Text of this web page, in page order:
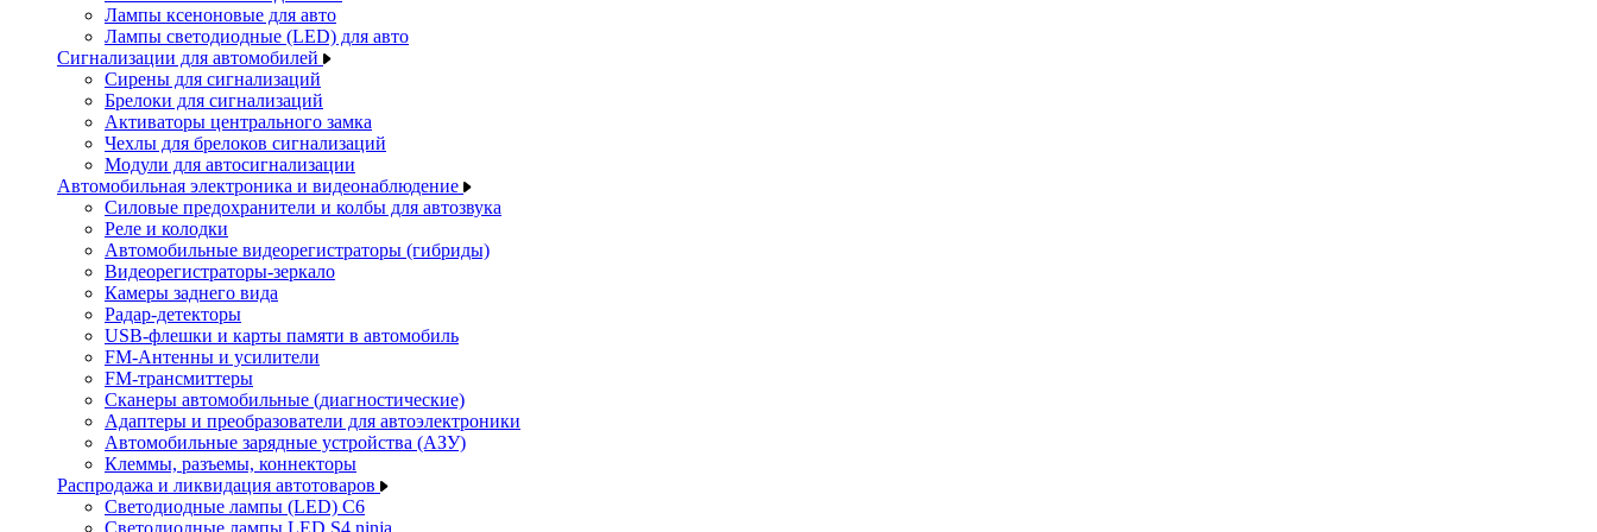
Лампы ксеноновые для авто
Лампы светодиодные (LED) для авто
Сигнализации для автомобилей
Сирены для сигнализаций
Брелоки для сигнализаций
Активаторы центрального замка
Чехлы для брелоков сигнализаций
Модули для автосигнализации
Автомобильная электроника и видеонаблюдение
Силовые предохранители и колбы для автозвука
Реле и колодки
Автомобильные видеорегистраторы (гибриды)
Видеорегистраторы-зеркало
Камеры заднего вида
Радар-детекторы
USB-флешки и карты памяти в автомобиль
FM-Антенны и усилители
FM-трансмиттеры
Сканеры автомобильные (диагностические)
Адаптеры и преобразователи для автоэлектроники
Автомобильные зарядные устройства (АЗУ)
Клеммы, разъемы, коннекторы
Распродажа и ликвидация автотоваров
Светодиодные лампы (LED) C6
Светодиодные лампы LED S4 ninja